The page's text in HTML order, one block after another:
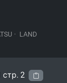
· LAND
стр. 2